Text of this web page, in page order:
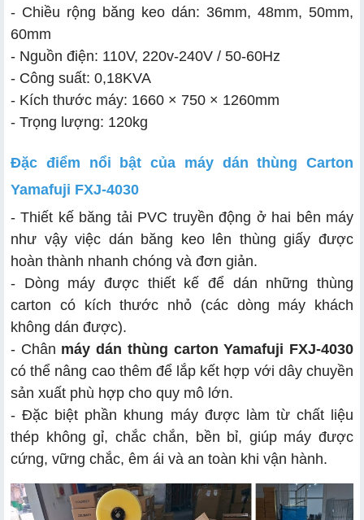
- Chiều rộng băng keo dán: 36mm, 48mm, 50mm,
60mm
- Nguồn điện: 110V, 220v-240V / 50-60Hz
- Công suất: 0,18KVA
- Kích thước máy: 1660 × 750 × 1260mm
- Trọng lượng: 120kg
Đặc điểm nổi bật của máy dán thùng Carton
Yamafuji FXJ-4030
- Thiết kế băng tải PVC truyền động ở hai bên máy
như vậy việc dán băng keo lên thùng giấy được
hoàn thành nhanh chóng và đơn giản.
- Dòng máy được thiết kế để dán những thùng
carton có kích thước nhỏ (các dòng máy khách
không dán được).
- Chân máy dán thùng carton Yamafuji FXJ-4030
có thể nâng cao thêm để lắp kết hợp với dây chuyền
sản xuất phù hợp cho quy mô lớn.
- Đặc biệt phần khung máy được làm từ chất liệu
thép không gỉ, chắc chắn, bền bỉ, giúp máy được
cứng, vững chắc, êm ái và an toàn khi vận hành.